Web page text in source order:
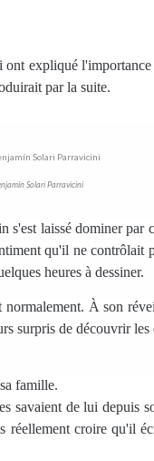
expliqué
par la suite.
Solari Parravicini
s'est laissé dominer par
qu'il ne contrôlait
heures à dessiner.
À son
surpris de découvrir les
famille.
savaient de lui depuis
croire qu'il